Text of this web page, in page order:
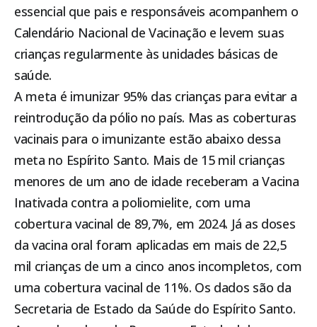
essencial que pais e responsáveis acompanhem o
Calendário Nacional de Vacinação e levem suas
crianças regularmente às unidades básicas de
saúde.
A meta é imunizar 95% das crianças para evitar a
reintrodução da pólio no país. Mas as coberturas
vacinais para o imunizante estão abaixo dessa
meta no Espírito Santo. Mais de 15 mil crianças
menores de um ano de idade receberam a Vacina
Inativada contra a poliomielite, com uma
cobertura vacinal de 89,7%, em 2024. Já as doses
da vacina oral foram aplicadas em mais de 22,5
mil crianças de um a cinco anos incompletos, com
uma cobertura vacinal de 11%. Os dados são da
Secretaria de Estado da Saúde do Espírito Santo.